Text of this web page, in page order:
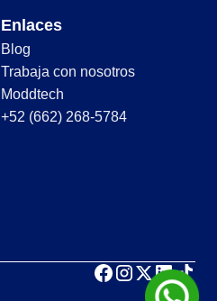
Enlaces
Blog
Trabaja con nosotros
Moddtech
+52 (662) 268-5784